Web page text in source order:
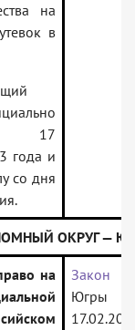
на
в
17
года и
со дня
ОКРУГ —
на
Закон